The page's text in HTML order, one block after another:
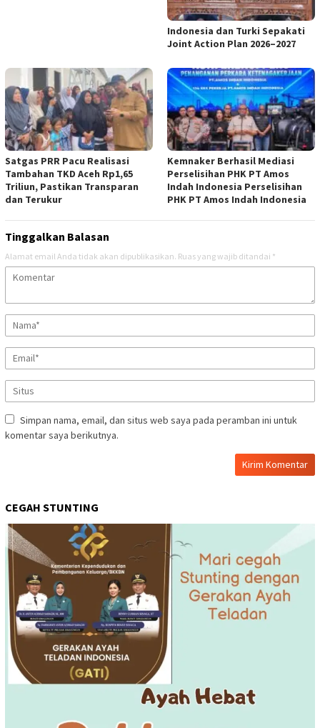
Indonesia dan Turki Sepakati
Joint Action Plan 2026–2027
Satgas PRR Pacu Realisasi
Tambahan TKD Aceh Rp1,65
Triliun, Pastikan Transparan
dan Terukur
Kemnaker Berhasil Mediasi
Perselisihan PHK PT Amos
Indah Indonesia Perselisihan
PHK PT Amos Indah Indonesia
Tinggalkan Balasan
Alamat email Anda tidak akan dipublikasikan. Ruas yang wajib ditandai *
Simpan nama, email, dan situs web saya pada peramban ini untuk
komentar saya berikutnya.
CEGAH STUNTING